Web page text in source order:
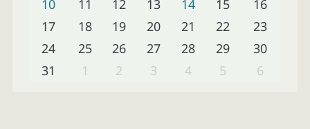
10
11 12 13 14 15
16
17
18 19 20 21 22
23
24
25 26 27 28 29
30
31
1 2 3 4 5 6